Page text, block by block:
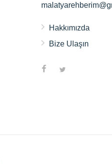
Hakkımızda
Bize Ulaşın